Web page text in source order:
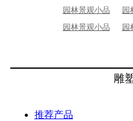
园林景观小品
园
园林景观小品
园
雕
推荐产品